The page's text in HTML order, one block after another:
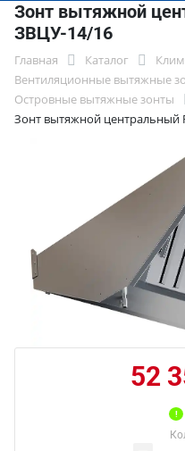
Зонт вытяжной
ЗВЦУ-14/16
Главная Каталог
Вентиляционные вытяжные
Островные вытяжные зонты
Зонт вытяжной центральный
52